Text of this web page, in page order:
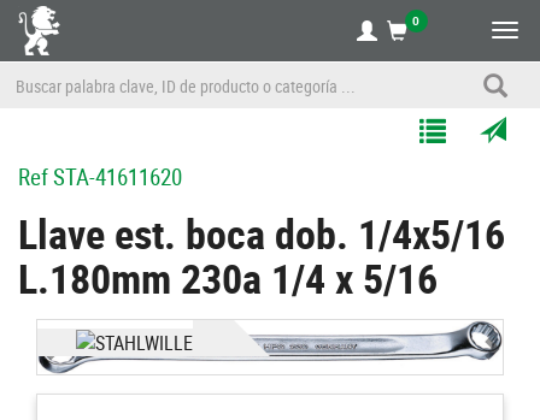
0
correo
a
Listas
RefSTA-41611620
Llave est. boca dob. 1/4x5/16
L.180mm 230a 1/4 x 5/16